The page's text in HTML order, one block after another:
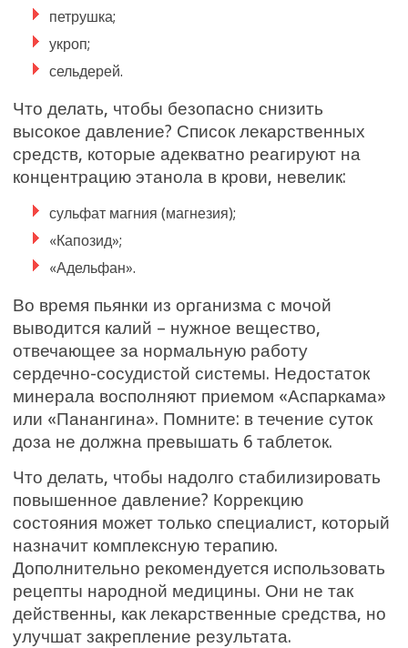
петрушка;
укроп;
сельдерей.
Что делать, чтобы безопасно снизить
высокое давление? Список лекарственных
средств, которые адекватно реагируют на
концентрацию этанола в крови, невелик:
сульфат магния (магнезия);
«Капозид»;
«Адельфан».
Во время пьянки из организма с мочой
выводится калий – нужное вещество,
отвечающее за нормальную работу
сердечно-сосудистой системы. Недостаток
минерала восполняют приемом «Аспаркама»
или «Панангина». Помните: в течение суток
доза не должна превышать 6 таблеток.
Что делать, чтобы надолго стабилизировать
повышенное давление? Коррекцию
состояния может только специалист, который
назначит комплексную терапию.
Дополнительно рекомендуется использовать
рецепты народной медицины. Они не так
действенны, как лекарственные средства, но
улучшат закрепление результата.